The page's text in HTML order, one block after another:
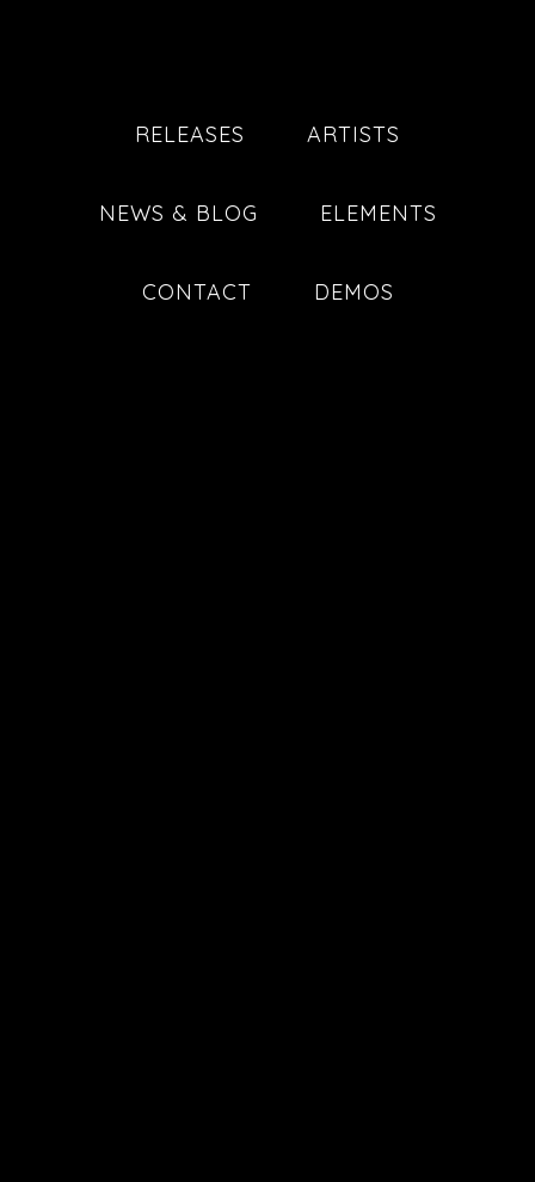
RELEASES ARTISTS
NEWS & BLOG ELEMENTS
CONTACT DEMOS